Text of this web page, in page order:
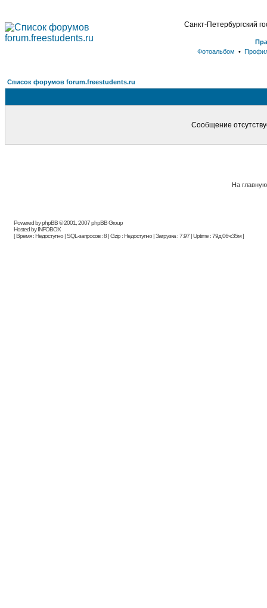
Санкт-Петербургский
Фотоальбом •
Список форумов forum.freestudents.ru
Сообщение
На главную
Powered by phpBB © 2001, 2007 phpBB Group
Hosted by INFOBOX
[ Время : Недоступно | SQL-запросов : 8 | Gzip : Недоступно | Загрузка : 7.97 | Uptime : 79д:06ч:35м ]